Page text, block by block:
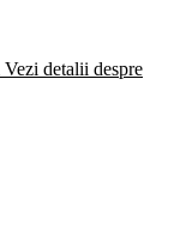
Vezi detalii despre